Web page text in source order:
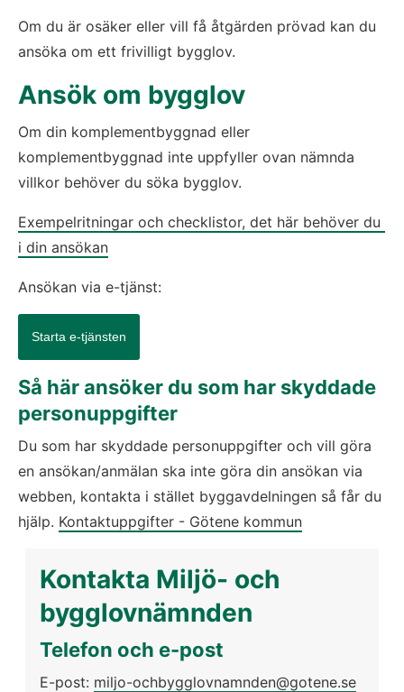
Om du är osäker eller vill få åtgärden prövad kan du
ansöka om ett frivilligt bygglov.
Ansök om bygglov
Om din komplementbyggnad eller
komplementbyggnad inte uppfyller ovan nämnda
villkor behöver du söka bygglov.
Exempelritningar och checklistor, det här behöver du
i din ansökan
Ansökan via e-tjänst:
Starta e-tjänsten
Så här ansöker du som har skyddade
personuppgifter
Du som har skyddade personuppgifter och vill göra
en ansökan/anmälan ska inte göra din ansökan via
webben, kontakta i stället byggavdelningen så får du
hjälp. Kontaktuppgifter - Götene kommun
Kontakta Miljö- och
bygglovnämnden
Telefon och e-post
E-post: miljo-ochbygglovnamnden@gotene.se